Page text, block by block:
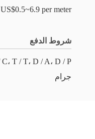
US$0.5~6.9 per meter
شروط الدفع
جرام